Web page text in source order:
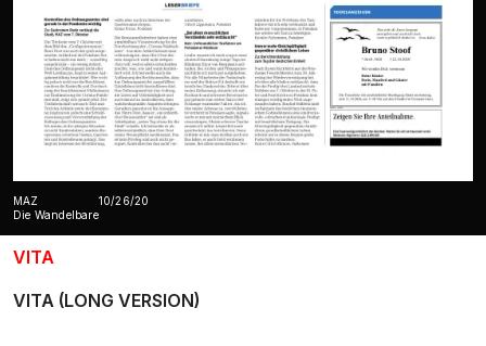
MAZ
Die Wandelbare
10/26/20
VITA
VITA (LONG VERSION)